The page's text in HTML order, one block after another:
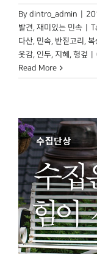
By dintro_admin
발견, 재미있는 민속
다산, 민속, 반짇고리 , 복
옷감, 인두, 지혜 , 헝겊
Read More